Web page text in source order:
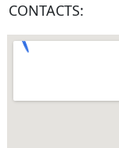
CONTACTS: